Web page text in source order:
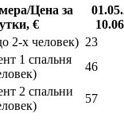
Цена за
€
2-х человек) 23
1 спальня
46
2 спальни
57